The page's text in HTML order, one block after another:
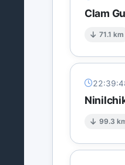
Clam
71.1 km
99.3